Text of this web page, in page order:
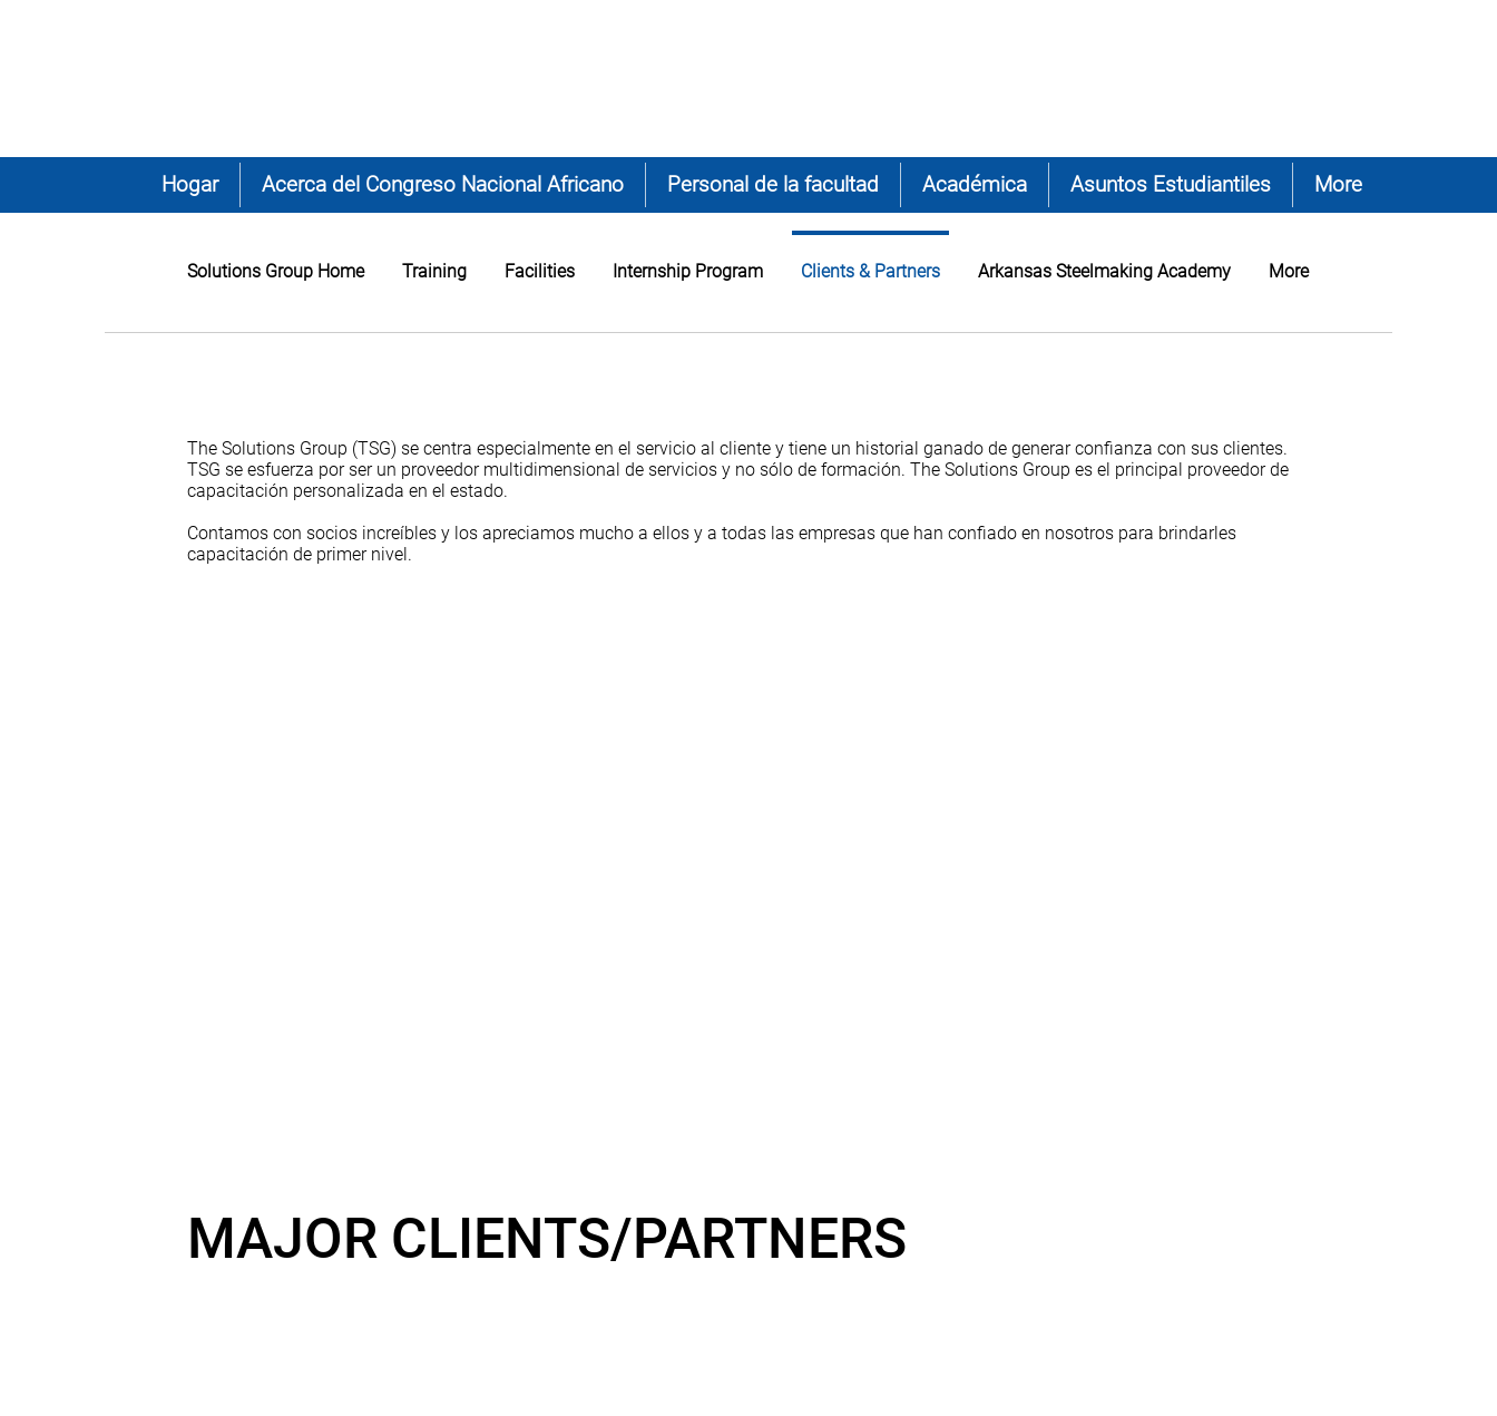
Hogar Acerca del Congreso Nacional Africano Personal de la facultad Académica Asuntos Estudiantiles More
Solutions Group Home Training Facilities Internship Program Clients & Partners Arkansas Steelmaking Academy More
The Solutions Group (TSG) se centra especialmente en el servicio al cliente y tiene un historial ganado de generar confianza con sus clientes.
TSG se esfuerza por ser un proveedor multidimensional de servicios y no sólo de formación. The Solutions Group es el principal proveedor de
capacitación personalizada en el estado.
Contamos con socios increíbles y los apreciamos mucho a ellos y a todas las empresas que han confiado en nosotros para brindarles
capacitación de primer nivel.
MAJOR CLIENTS/PARTNERS